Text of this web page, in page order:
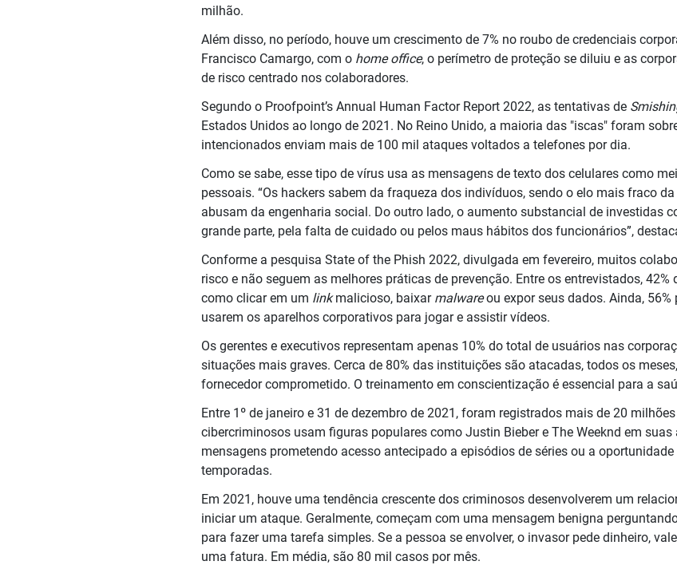
milhão.
Além disso, no período, houve um crescimento de 7% no roubo de credenciais
Francisco Camargo, com o home office, o perímetro de proteção se diluiu e as
de risco centrado nos colaboradores.
Segundo o Proofpoint’s Annual Human Factor Report 2022, as tentativas de
Estados Unidos ao longo de 2021. No Reino Unido, a maioria das "iscas" foram
intencionados enviam mais de 100 mil ataques voltados a telefones por dia.
Como se sabe, esse tipo de vírus usa as mensagens de texto dos celulares como
pessoais. “Os hackers sabem da fraqueza dos indivíduos, sendo o elo mais fraco
abusam da engenharia social. Do outro lado, o aumento substancial de investidas
grande parte, pela falta de cuidado ou pelos maus hábitos dos funcionários”,
Conforme a pesquisa State of the Phish 2022, divulgada em fevereiro, muitos
risco e não seguem as melhores práticas de prevenção. Entre os entrevistados,
como clicar em um linkmalicioso, baixar malwareou expor seus dados. Ainda,
usarem os aparelhos corporativos para jogar e assistir vídeos.
Os gerentes e executivos representam apenas 10% do total de usuários nas
situações mais graves. Cerca de 80% das instituições são atacadas, todos os
fornecedor comprometido. O treinamento em conscientização é essencial para a
Entre 1º de janeiro e 31 de dezembro de 2021, foram registrados mais de 20
cibercriminosos usam figuras populares como Justin Bieber e The Weeknd em
mensagens prometendo acesso antecipado a episódios de séries ou a
temporadas.
Em 2021, houve uma tendência crescente dos criminosos desenvolverem um
iniciar um ataque. Geralmente, começam com uma mensagem benigna
para fazer uma tarefa simples. Se a pessoa se envolver, o invasor pede dinheiro,
uma fatura. Em média, são 80 mil casos por mês.